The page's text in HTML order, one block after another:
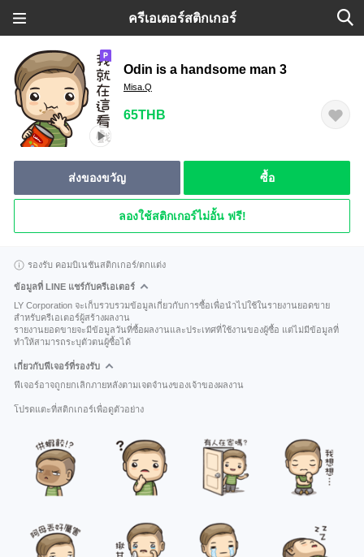
ครีเอเตอร์สติกเกอร์
Odin is a handsome man 3
Misa.Q
65THB
ส่งของขวัญ ซื้อ
ลองใช้สติกเกอร์ไม่อั้น ฟรี!
รองรับ คอมบิเนชันสติกเกอร์/ตกแต่ง
ข้อมูลที่ LINE แชร์กับครีเอเตอร์
LY Corporation จะเก็บรวบรวมข้อมูลเกี่ยวกับการซื้อเพื่อนำไปใช้ในรายงานยอดขาย
สำหรับครีเอเตอร์ผู้สร้างผลงาน
รายงานยอดขายจะมีข้อมูลวันที่ซื้อผลงานและประเทศที่ใช้งานของผู้ซื้อ แต่ไม่มีข้อมูลที่
ทำให้สามารถระบุตัวตนผู้ซื้อได้
เกี่ยวกับฟีเจอร์ที่รองรับ
ฟีเจอร์อาจถูกยกเลิกภายหลังตามเจตจำนงของเจ้าของผลงาน
โปรดแตะที่สติกเกอร์เพื่อดูตัวอย่าง